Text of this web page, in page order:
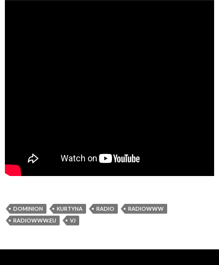
DOMINION KURTYNA RADIO
RADIOWWW
RADIOWWW.EU
VJ